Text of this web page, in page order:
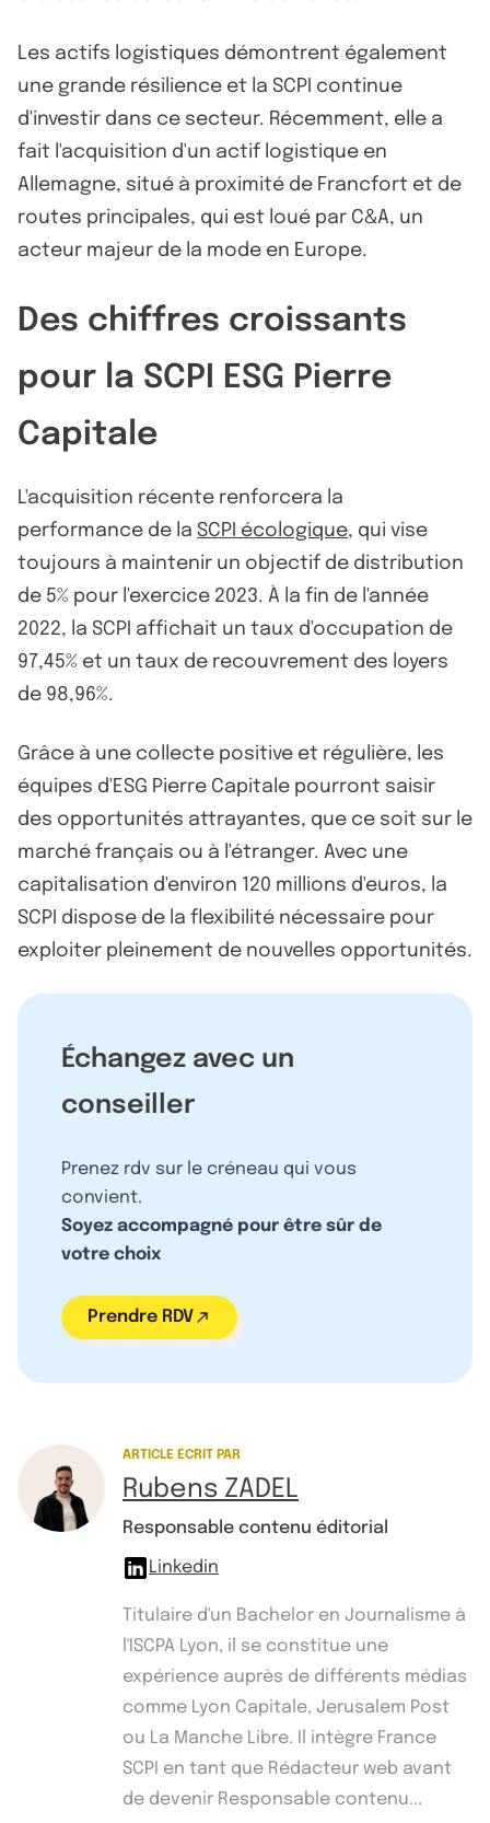
Les actifs logistiques démontrent également
une grande résilience et la SCPI continue
d'investir dans ce secteur. Récemment, elle a
fait l'acquisition d'un actif logistique en
Allemagne, situé à proximité de Francfort et de
routes principales, qui est loué par C&A, un
acteur majeur de la mode en Europe.
Des chiffres croissants
pour la SCPI ESG Pierre
Capitale
L'acquisition récente renforcera la
performance de la SCPI écologique, qui vise
toujours à maintenir un objectif de distribution
de 5% pour l'exercice 2023. À la fin de l'année
2022, la SCPI affichait un taux d'occupation de
97,45% et un taux de recouvrement des loyers
de 98,96%.
Grâce à une collecte positive et régulière, les
équipes d'ESG Pierre Capitale pourront saisir
des opportunités attrayantes, que ce soit sur le
marché français ou à l'étranger. Avec une
capitalisation d'environ 120 millions d'euros, la
SCPI dispose de la flexibilité nécessaire pour
exploiter pleinement de nouvelles opportunités.
Échangez avec un
conseiller
Prenez rdv sur le créneau qui vous
convient.
Soyez accompagné pour être sûr de
votre choix
Prendre RDV
ARTICLE ÉCRIT PAR
Rubens ZADEL
Responsable contenu éditorial
Linkedin
Titulaire d'un Bachelor en Journalisme à
l'ISCPA Lyon, il se constitue une
expérience auprès de différents médias
comme Lyon Capitale, Jerusalem Post
ou La Manche Libre. Il intègre France
SCPI en tant que Rédacteur web avant
de devenir Responsable contenu...